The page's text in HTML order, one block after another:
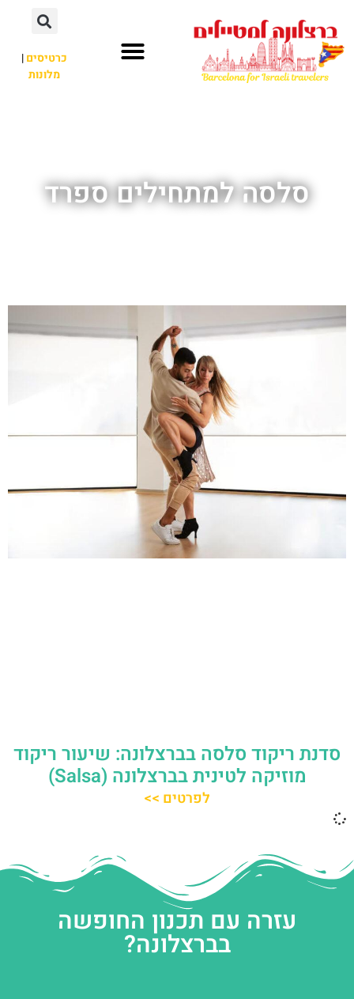
כרטיסים|
מלונות
סלסה למתחילים ספרד
סדנת ריקוד סלסה בברצלונה: שיעור ריקוד
מוזיקה לטינית בברצלונה (Salsa)
לפרטים >>
עזרה עם תכנון החופשה
בברצלונה?